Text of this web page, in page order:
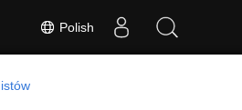
Polish